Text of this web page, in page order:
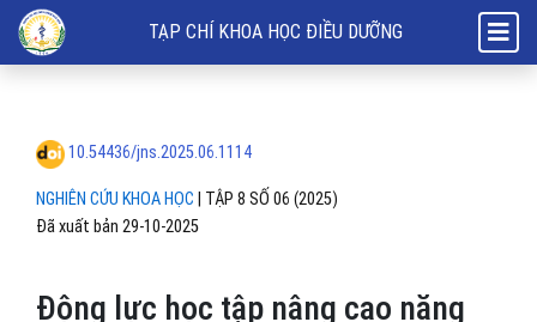
Động lực học tập nâng cao năng lực tiếng anh của điều dưỡng, hộ
TẠP CHÍ KHOA HỌC ĐIỀU DƯỠNG
NGHIÊN CỨU KHOA HỌC TẬP 8 SỐ 06 (2025)
Động lực học tập nâng cao năng
10.54436/jns.2025.06.1114
Đã xuất bản 29-10-2025